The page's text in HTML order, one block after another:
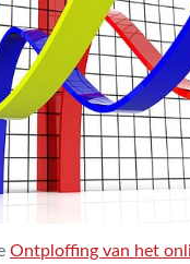
Ontploffing van het